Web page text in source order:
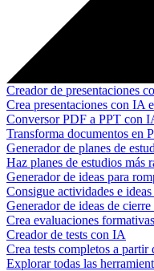
Creador de presentaciones
Crea presentaciones con IA
Conversor PDF a PPT con
Transforma documentos en
Generador de planes de
Haz planes de estudios más
Generador de ideas para
Consigue actividades e
Generador de ideas de
Crea evaluaciones
Creador de tests con IA
Crea tests completos a
Explorar todas las